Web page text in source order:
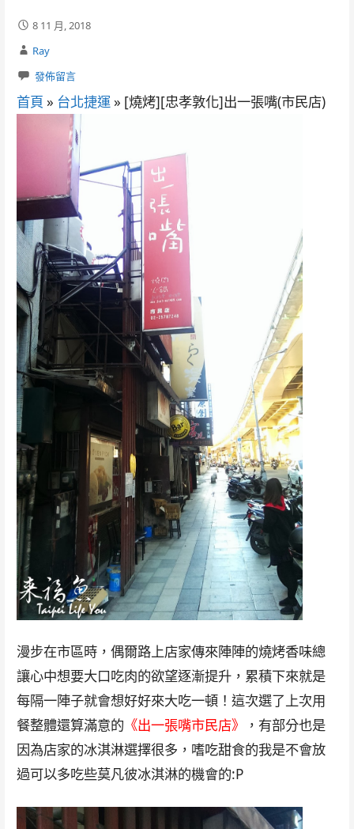
8 11 月, 2018
Ray
發佈留言
首頁 » 台北捷運» [燒烤][忠孝敦化]出一張嘴(市民店)
漫步在市區時，偶爾路上店家傳來陣陣的燒烤香味總
讓心中想要大口吃肉的欲望逐漸提升，累積下來就是
每隔一陣子就會想好好來大吃一頓！這次選了上次用
餐整體還算滿意的 《出一張嘴市民店》
，有部分也是
因為店家的冰淇淋選擇很多，嗜吃甜食的我是不會放
過可以多吃些莫凡彼冰淇淋的機會的:P